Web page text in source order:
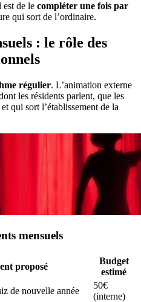
est de le compléter une fois par
qui sort de l’ordinaire.
: le rôle des
régulier. L’animation externe
les résidents parlent, que les
qui sort l’établissement de la
mensuels
proposé
Budget
estimé
de nouvelle année
50€
(interne)